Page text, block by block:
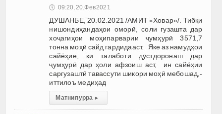
🕔 09:20, 20.Фев 2021
ДУШАНБЕ, 20.02.2021 /АМИТ «Ховар»/. Тибқи
нишондиҳандаҳои оморӣ, соли гузашта дар
хоҷагиҳои моҳипарварии ҷумҳурӣ 3571,7
тонна моҳӣ сайд гардидааст. Яке аз намудҳои
сайёҳие, ки талаботи дӯстдоронаш дар
ҷумҳурӣ дар ҳоли афзоиш аст, ин сайёҳии
саргузаштӣ тавассути шикори моҳӣ мебошад,-
иттилоъ медиҳад
Матни пурра ▸